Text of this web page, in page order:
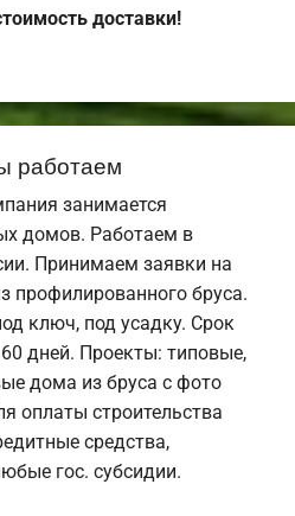
доставки!
работаем
занимается
домов. Работаем в
Принимаем заявки на
профилированного бруса.
ключ, под усадку. Срок
дней. Проекты: типовые,
дома из бруса с фото
оплаты строительства
средства,
гос. субсидии.